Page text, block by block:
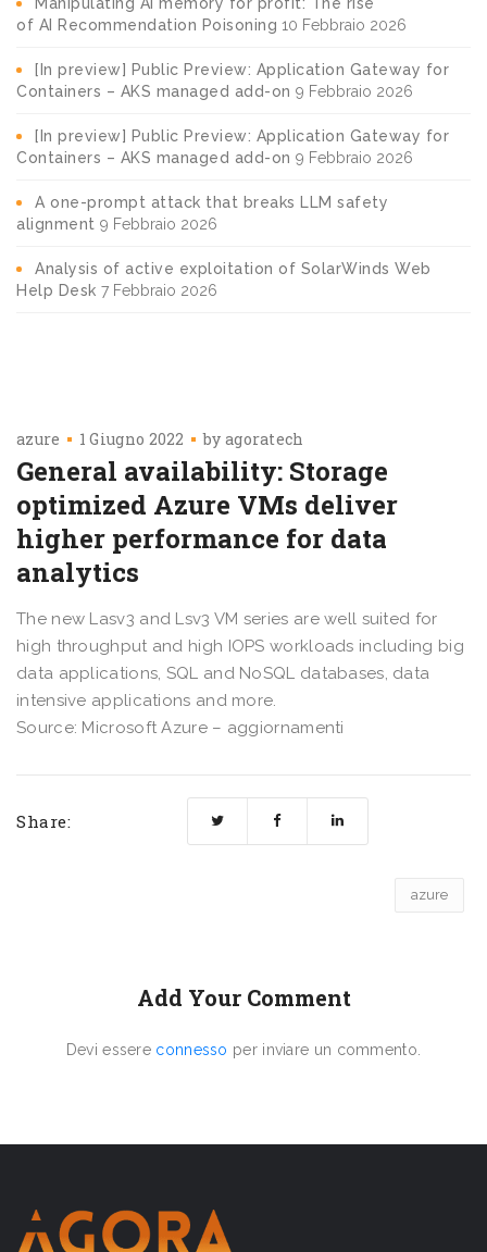
of AI Recommendation Poisoning 10 Febbraio 2026
[In preview] Public Preview: Application Gateway for
Containers – AKS managed add-on 9 Febbraio 2026
[In preview] Public Preview: Application Gateway for
Containers – AKS managed add-on 9 Febbraio 2026
A one-prompt attack that breaks LLM safety
alignment 9 Febbraio 2026
Analysis of active exploitation of SolarWinds Web
Help Desk 7 Febbraio 2026
azure 1 Giugno 2022 by agoratech
General availability: Storage
optimized Azure VMs deliver
higher performance for data
analytics
The new Lasv3 and Lsv3 VM series are well suited for
high throughput and high IOPS workloads including big
data applications, SQL and NoSQL databases, data
intensive applications and more.
Source: Microsoft Azure – aggiornamenti
Share:
azure
Add Your Comment
Devi essere connesso per inviare un commento.